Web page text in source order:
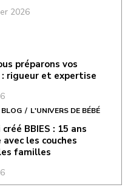
2026
préparons vos
: rigueur et expertise
BLOG L'UNIVERS DE BÉBÉ
BBIES : 15 ans
avec les couches
familles